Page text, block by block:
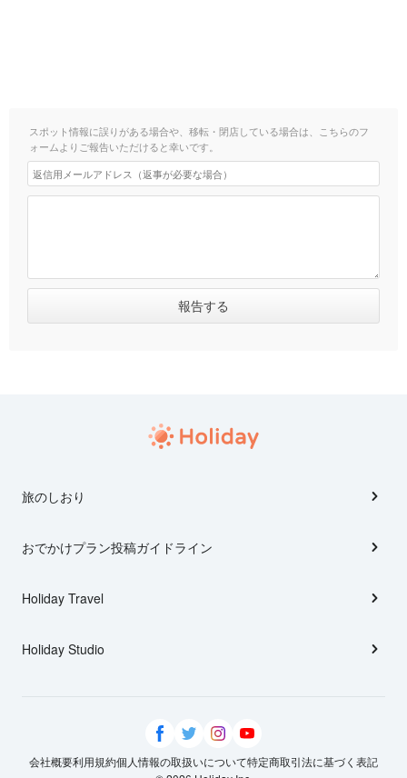
スポット情報に誤りがある場合や、移転・閉店している場合は、こちらのフ
ォームよりご報告いただけると幸いです。
旅のしおり
おでかけプラン投稿ガイドライン
Holiday Travel
Holiday Studio
会社概要利用規約個人情報の取扱いについて特定商取引法に基づく表記